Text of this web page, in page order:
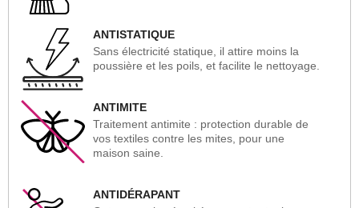
ANTISTATIQUE
Sans électricité statique, il attire moins la
poussière et les poils, et facilite le nettoyage.
ANTIMITE
Traitement antimite : protection durable de
vos textiles contre les mites, pour une
maison saine.
ANTIDÉRAPANT